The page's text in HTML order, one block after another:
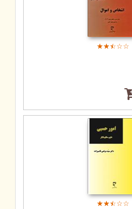
☆☆☆☆☆
★★★★★
☆☆☆☆☆
★★★★★